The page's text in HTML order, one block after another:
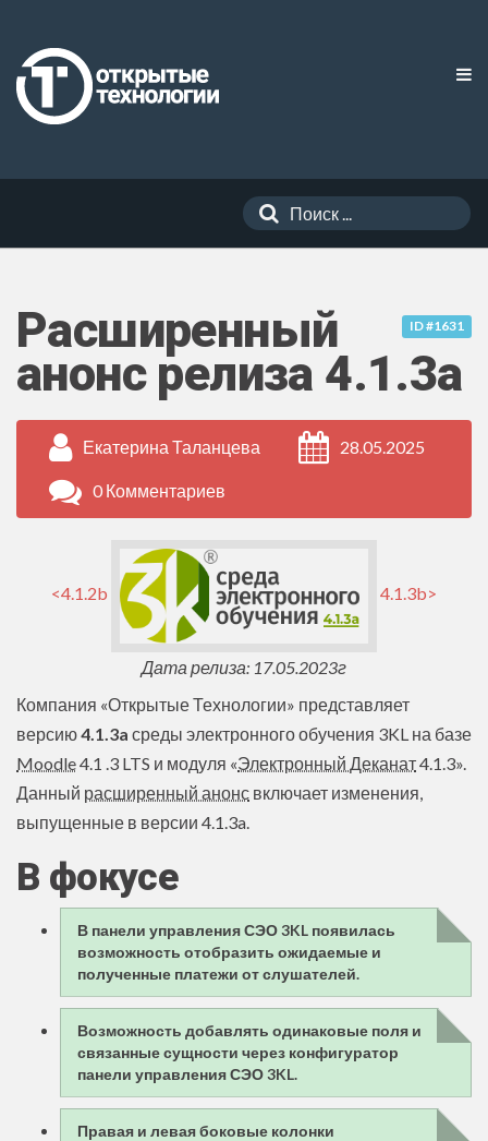
ID #1631
Расширенный
анонс релиза 4.1.3a
Екатерина Таланцева 28.05.2025
0 Комментариев
<4.1.2b 4.1.3b>
Дата релиза: 17.05.2023г
Компания «Открытые Технологии» представляет
версию4.1.3a среды электронного обучения 3KL на базе
Moodle4.1 .3 LTS и модуля «Электронный Деканат4.1.3».
Данный расширенный анонс включает изменения,
выпущенные в версии 4.1.3a.
В фокусе
В панели управления СЭО 3KL появилась
возможность отобразить ожидаемые и
полученные платежи от слушателей.
Возможность добавлять одинаковые поля и
связанные сущности через конфигуратор
панели управления СЭО 3KL.
Правая и левая боковые колонки